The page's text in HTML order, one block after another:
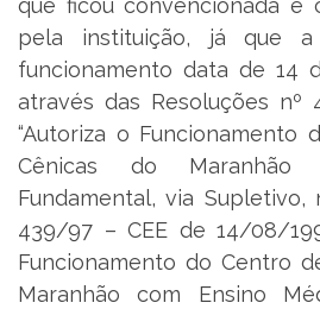
que ficou convencionada e
pela instituição, já que a
funcionamento data de 14
através das Resoluções nº
“Autoriza o Funcionamento
Cênicas do
Fundamental, via Supletivo,
439/97 – CEE de 14/08/
Funcionamento do Centro
Maranhão com Ensino